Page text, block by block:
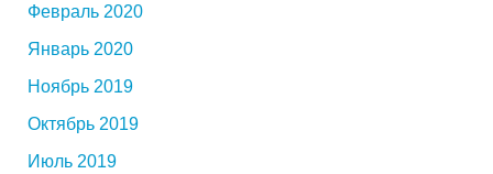
Февраль 2020
Январь 2020
Ноябрь 2019
Октябрь 2019
Июль 2019